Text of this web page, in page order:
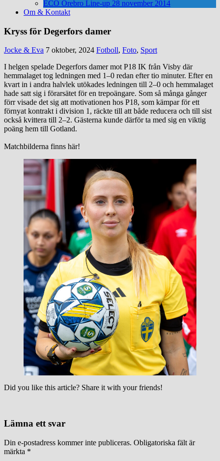
ECO Örebro Line-up 28 november 2014
Om & Kontakt
Kryss för Degerfors damer
Jocke & Eva 7 oktober, 2024 Fotboll, Foto, Sport
I helgen spelade Degerfors damer mot P18 IK från Visby där
hemmalaget tog ledningen med 1–0 redan efter tio minuter. Efter en
kvart in i andra halvlek utökades ledningen till 2–0 och hemmalaget
hade satt sig i förarsätet för en trepoängare. Som så många gånger
förr visade det sig att motivationen hos P18, som kämpar för ett
förnyat kontrakt i division 1, räckte till att både reducera och till sist
också kvittera till 2–2. Gästerna kunde därför ta med sig en viktig
poäng hem till Gotland.
Matchbilderna finns här!
Did you like this article? Share it with your friends!
Lämna ett svar
Din e-postadress kommer inte publiceras. Obligatoriska fält är
märkta *